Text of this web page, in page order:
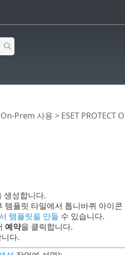
On-Prem 사용 > ESET PROTECT
생성합니다.
플릿 타일에서 톱니바퀴 아이콘
템플릿을 만들 수 있습니다.
예약을 클릭합니다.
다.